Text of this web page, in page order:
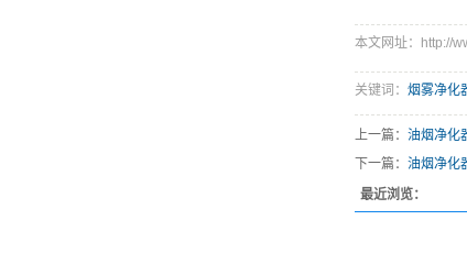
本文网址：http://
关键词： 烟雾净化
上一篇： 油烟净化
下一篇： 油烟净化
最近浏览：